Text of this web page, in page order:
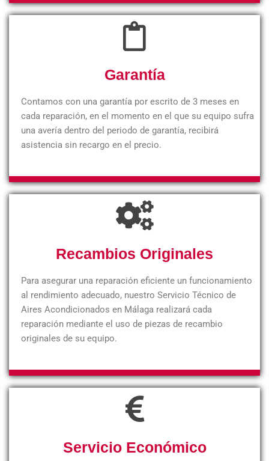
Garantía
Contamos con una garantía por escrito de 3 meses en
cada reparación, en el momento en el que su equipo sufra
una avería dentro del periodo de garantía, recibirá
asistencia sin recargo en el precio.
Recambios Originales
Para asegurar una reparación eficiente un funcionamiento
al rendimiento adecuado, nuestro Servicio Técnico de
Aires Acondicionados en Málaga realizará cada
reparación mediante el uso de piezas de recambio
originales de su equipo.
Servicio Económico